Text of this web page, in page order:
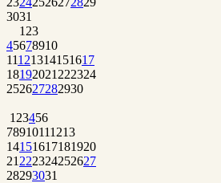
3031
1 23
45678910
11121314151617
18192021 222324
252627282930
1 23456
78910111213
14151617181920
21 222324252627
28293031